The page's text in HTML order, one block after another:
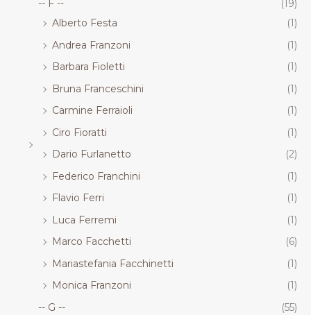
-- F --
(19)
Alberto Festa
(1)
Andrea Franzoni
(1)
Barbara Fioletti
(1)
Bruna Franceschini
(1)
Carmine Ferraioli
(1)
Ciro Fioratti
(1)
Dario Furlanetto
(2)
Federico Franchini
(1)
Flavio Ferri
(1)
Luca Ferremi
(1)
Marco Facchetti
(6)
Mariastefania Facchinetti
(1)
Monica Franzoni
(1)
-- G --
(55)